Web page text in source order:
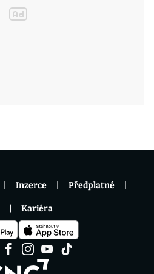
Inzerce Předplatné
Kariéra